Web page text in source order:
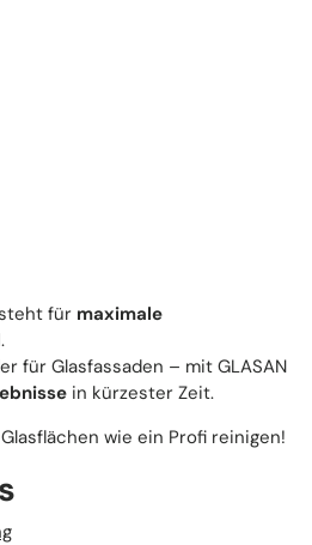
für maximale
.
für Glasfassaden – mit GLASAN
in kürzester Zeit.
wie ein Profi reinigen!